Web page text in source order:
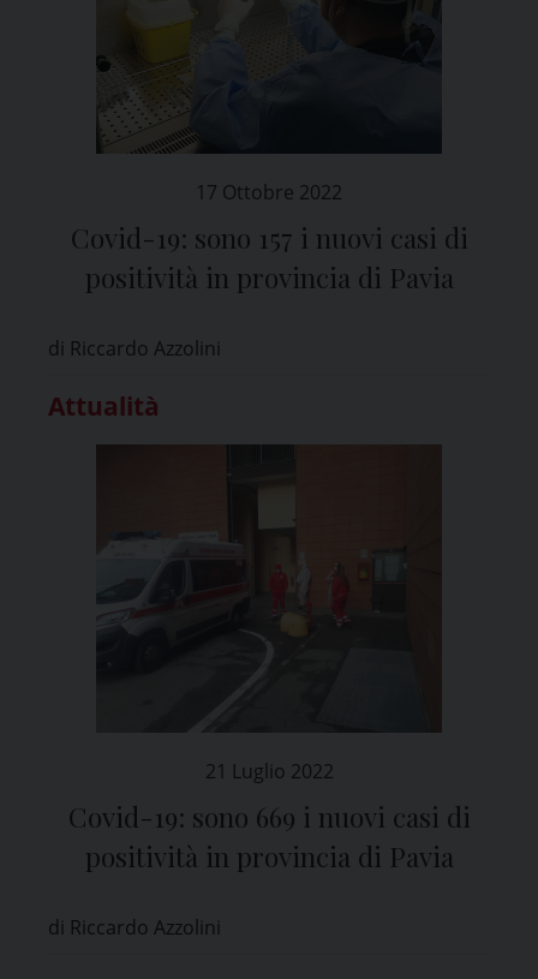
17 Ottobre 2022
Covid-19: sono 157 i nuovi casi di
positività in provincia di Pavia
di Riccardo Azzolini
Attualità
21 Luglio 2022
Covid-19: sono 669 i nuovi casi di
positività in provincia di Pavia
di Riccardo Azzolini